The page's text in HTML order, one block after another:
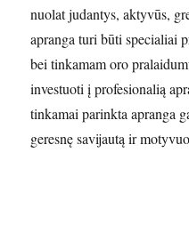
nuolat judantys, aktyvūs,
apranga turi būti specialiai
bei tinkamam oro
investuoti į profesionalią
tinkamai parinkta apranga
geresnę savijautą ir